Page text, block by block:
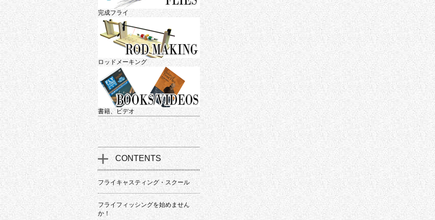
完成フライ
ロッドメーキング
書籍、ビデオ
CONTENTS
フライキャスティング・スクール
フライフィッシングを始めません
か！